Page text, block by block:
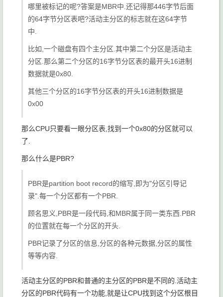
哪里被标记的呢?答案是MBR中.还记得那446字节后面
的64字节分区表吧?活动主分区的标志就在这64字节
中.
比如,一个磁盘有四个主分区.其中第二个分区是活动主
分区.那么第二个分区的16字节分区表的最开头16进制
数据就是0x80.
其他三个分区的16字节分区表的开头16进制数据是
0x00
那么CPU只要看一眼分区表,找到一个0x80的分区就可以
了.
那么什么是PBR?
PBR是partition boot record的缩写,即为"分区引导记
录".每一个分区都有一个PBR.
顾名思义,PBR是一段代码,和MBR属于同一类东西.PBR
的位置就在每一个分区的开头.
PBR记录了分区的信息,分区的各种元数据,分区的属性
等等内容.
活动主分区的PBR和普通的主分区的PBR是不同的.活动主
分区的PBR代码有一个功能,就是让CPU找到这个分区根目